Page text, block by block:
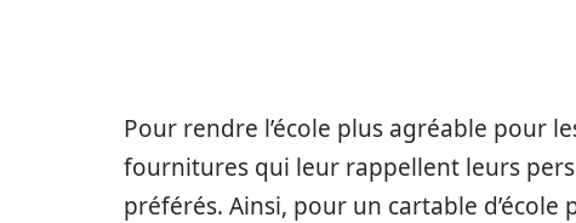
Pour rendre l’école plus agréable pour
fournitures qui leur rappellent leurs
préférés. Ainsi, pour un cartable